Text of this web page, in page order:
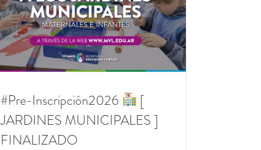
#Pre-Inscripción2026
[
JARDINES MUNICIPALES ]
FINALIZADO